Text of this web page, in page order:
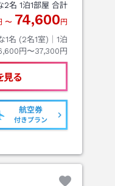
2名 1泊1部屋 合計
〜 74,600 円
1名 (2名1室)｜ 1泊
円〜37,300円
見る
航空券
付きプラン